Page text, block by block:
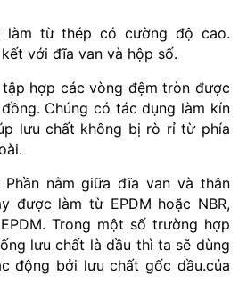
làm từ thép có cường độ cao.
với đĩa van và hộp số.
tập hợp các vòng đệm tròn được
Chúng có tác dụng làm kín
lưu chất không bị rò rỉ từ phía
Phần nằm giữa đĩa van và thân
được làm từ EPDM hoặc NBR,
Trong một số trường hợp
lưu chất là dầu thì ta sẽ dùng
động bởi lưu chất gốc dầu.của